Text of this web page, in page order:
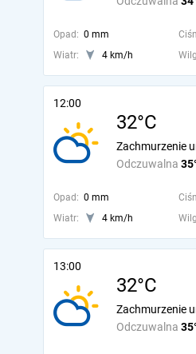
Opad: 0 mm
Wiatr:
4 km/h
12:00
32°C
Odczuwalna
Zachmurzenie
Opad: 0 mm
Wiatr:
4 km/h
13:00
32°C
Odczuwalna
Zachmurzenie